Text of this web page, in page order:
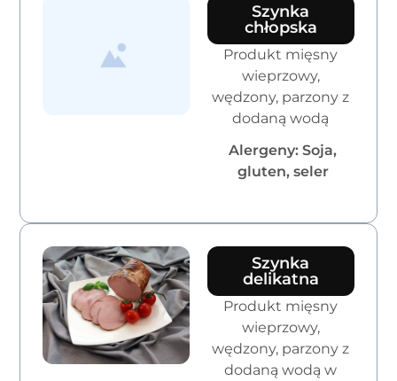
Szynka
chłopska
Produkt mięsny
wieprzowy,
wędzony, parzony z
dodaną wodą
Alergeny: Soja,
gluten, seler
Szynka
delikatna
Produkt mięsny
wieprzowy,
wędzony, parzony z
dodaną wodą w